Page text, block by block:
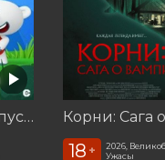
МУЛЬТ в кино. Выпуск №198. Некогда скучать
18 +
2026,
Ужасы